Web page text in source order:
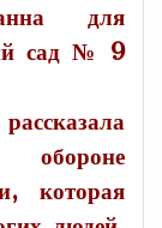
для
сад № 9
которая